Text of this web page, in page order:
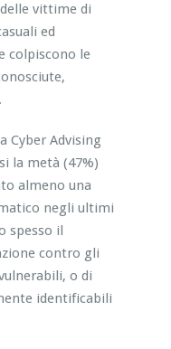
vittime di
ed
colpiscono le
Cyber Advising
la metà (47%)
almeno una
negli ultimi
spesso il
contro gli
o di
identificabili